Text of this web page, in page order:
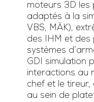
moteurs 3D les
adaptés à la
VBS, MÄK),
des IHM et des
systèmes
GDI simulation
interactions au
chef et le
au sein de